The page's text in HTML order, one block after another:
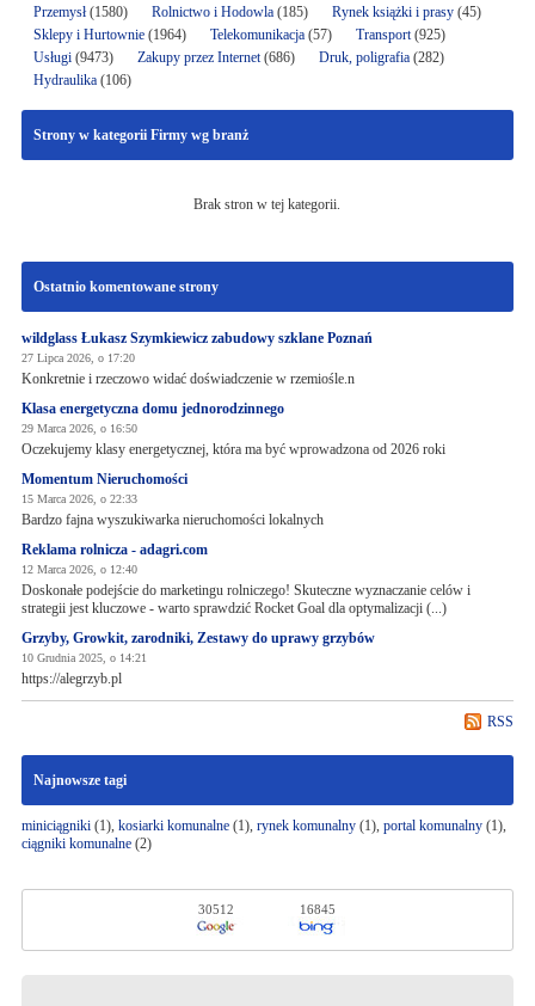
Przemysł(1580) Rolnictwo i Hodowla(185) Rynek książki i prasy(45)
Sklepy i Hurtownie(1964) Telekomunikacja(57) Transport(925)
Usługi(9473) Zakupy przez Internet(686) Druk, poligrafia(282)
Hydraulika(106)
Strony w kategorii Firmy wg branż
Brak stron w tej kategorii.
Ostatnio komentowane strony
wildglass Łukasz Szymkiewicz zabudowy szklane Poznań
27 Lipca 2026, o 17:20
Konkretnie i rzeczowo widać doświadczenie w rzemiośle.n
Klasa energetyczna domu jednorodzinnego
29 Marca 2026, o 16:50
Oczekujemy klasy energetycznej, która ma być wprowadzona od 2026 roki
Momentum Nieruchomości
15 Marca 2026, o 22:33
Bardzo fajna wyszukiwarka nieruchomości lokalnych
Reklama rolnicza - adagri.com
12 Marca 2026, o 12:40
Doskonałe podejście do marketingu rolniczego! Skuteczne wyznaczanie celów i
strategii jest kluczowe - warto sprawdzić Rocket Goal dla optymalizacji (...)
Grzyby, Growkit, zarodniki, Zestawy do uprawy grzybów
10 Grudnia 2025, o 14:21
https://alegrzyb.pl
RSS
Najnowsze tagi
miniciągniki(1), kosiarki komunalne(1), rynek komunalny(1), portal komunalny(1),
ciągniki komunalne(2)
30512 16845